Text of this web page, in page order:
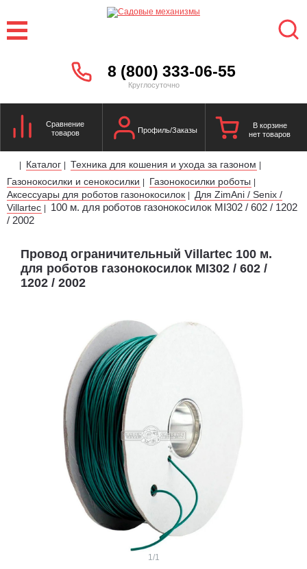
8 (800) 333-06-55
Круглосуточно
Сравнение
товаров
Профиль/Заказы
В корзине
нет товаров
| Каталог | Техника для кошения и ухода за газоном |
Газонокосилки и сенокосилки | Газонокосилки роботы |
Аксессуары для роботов газонокосилок |
Для ZimAni / Senix /
Villartec |
100 м. для роботов газонокосилок МI302 / 602 / 1202
/ 2002
Провод ограничительный Villartec 100 м.
для роботов газонокосилок МI302 / 602 /
1202 / 2002
1 /1